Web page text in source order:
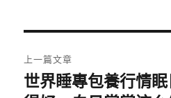
章
上一篇文章
上
世界睡專包養行情